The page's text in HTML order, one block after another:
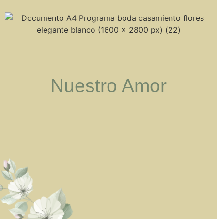
Nuestro Amor